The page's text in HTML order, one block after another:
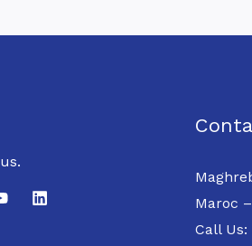
Maroc
Call Us: